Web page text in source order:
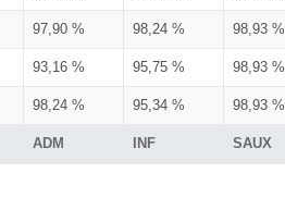
ADM INF SAUX
97,90 % 98,24 % 98,93 %
93,16 % 95,75 % 98,93 %
98,24 % 95,34 % 98,93 %